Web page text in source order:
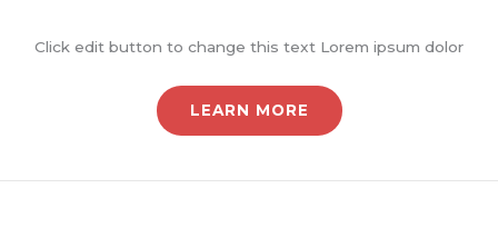
Click edit button to change this text Lorem ipsum dolor
LEARN MORE